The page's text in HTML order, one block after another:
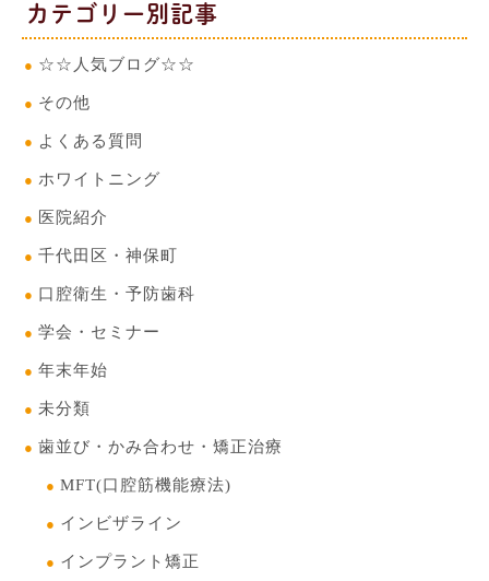
カテゴリー別記事
☆☆人気ブログ☆☆
その他
よくある質問
ホワイトニング
医院紹介
千代田区・神保町
口腔衛生・予防歯科
学会・セミナー
年末年始
未分類
歯並び・かみ合わせ・矯正治療
MFT(口腔筋機能療法)
インビザライン
インプラント矯正